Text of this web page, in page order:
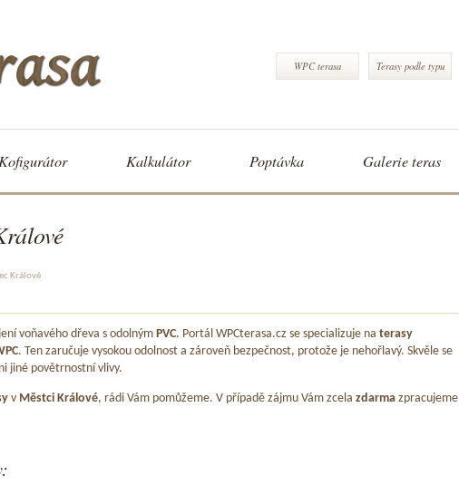
WPC terasa Terasy podle typu
Kofigurátor Kalkulátor Poptávka Galerie teras
Králové
voňavého dřeva s odolným PVC. Portál WPCterasa.cz se specializuje na terasy
. Ten zaručuje vysokou odolnost a zároveň bezpečnost, protože je nehořlavý. Skvěle se
jiné povětrnostní vlivy.
v Městci Králové, rádi Vám pomůžeme. V případě zájmu Vám zcela zdarma zpracujeme